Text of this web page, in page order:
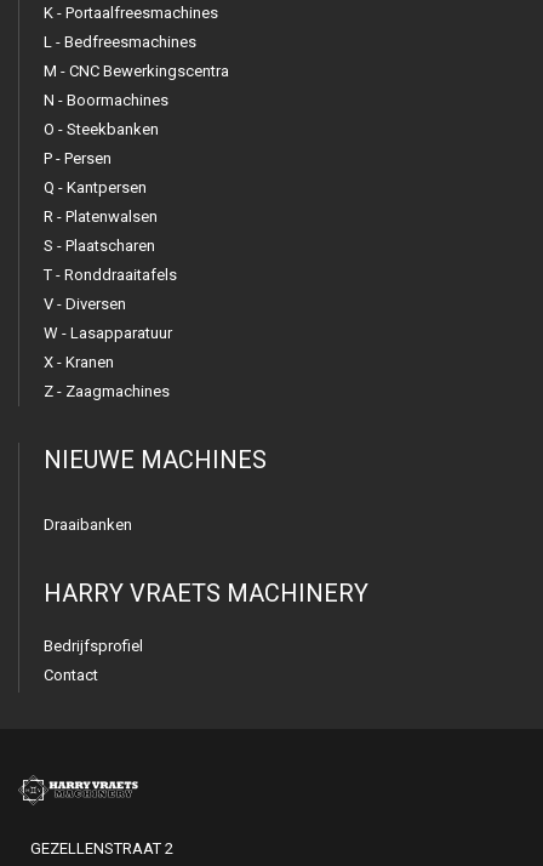
K - Portaalfreesmachines
L - Bedfreesmachines
M - CNC Bewerkingscentra
N - Boormachines
O - Steekbanken
P - Persen
Q - Kantpersen
R - Platenwalsen
S - Plaatscharen
T - Ronddraaitafels
V - Diversen
W - Lasapparatuur
X - Kranen
Z - Zaagmachines
NIEUWE MACHINES
Draaibanken
HARRY VRAETS MACHINERY
Bedrijfsprofiel
Contact
GEZELLENSTRAAT 2